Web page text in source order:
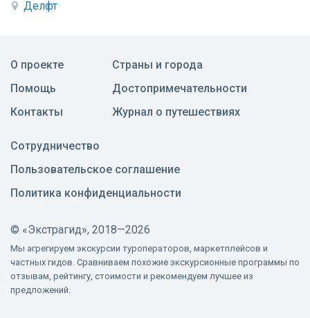
Делфт
О проекте
Помощь
Контакты
Страны и города
Достопримечательности
Журнал о путешествиях
Сотрудничество
Пользовательское соглашение
Политика конфиденциальности
© «Экстрагид», 2018—2026
Мы агрегируем экскурсии туроператоров, маркетплейсов и
частных гидов. Сравниваем похожие экскурсионные программы по
отзывам, рейтингу, стоимости и рекомендуем лучшее из
предложений.